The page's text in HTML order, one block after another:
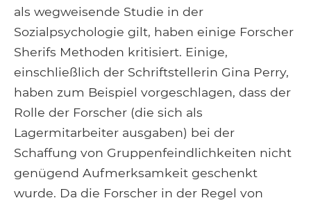
als wegweisende Studie in der
Sozialpsychologie gilt, haben einige Forscher
Sherifs Methoden kritisiert. Einige,
einschließlich der Schriftstellerin Gina Perry,
haben zum Beispiel vorgeschlagen, dass der
Rolle der Forscher (die sich als
Lagermitarbeiter ausgaben) bei der
Schaffung von Gruppenfeindlichkeiten nicht
genügend Aufmerksamkeit geschenkt
wurde. Da die Forscher in der Regel von